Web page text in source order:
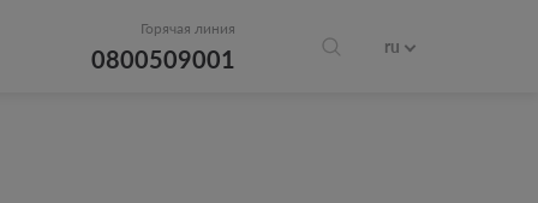
Горячая линия
0800509001 ru